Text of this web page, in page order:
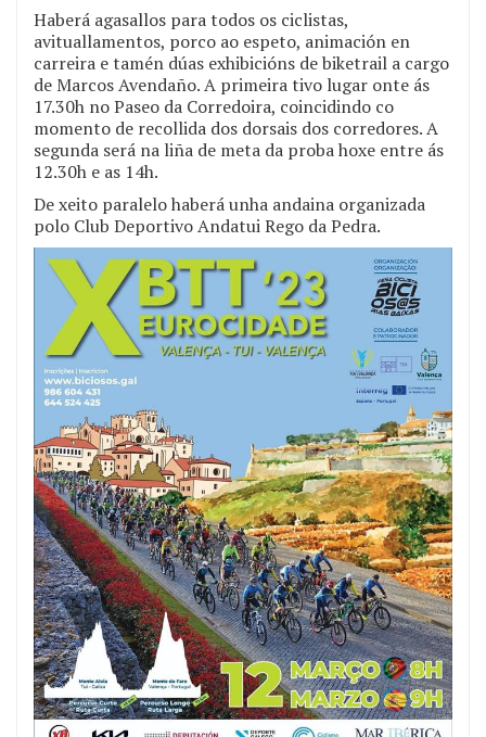
Haberá agasallos para todos os ciclistas,
avituallamentos, porco ao espeto, animación en
carreira e tamén dúas exhibicións de biketrail a cargo
de Marcos Avendaño. A primeira tivo lugar onte ás
17.30h no Paseo da Corredoira, coincidindo co
momento de recollida dos dorsais dos corredores. A
segunda será na liña de meta da proba hoxe entre ás
12.30h e as 14h.
De xeito paralelo haberá unha andaina organizada
polo Club Deportivo Andatui Rego da Pedra.